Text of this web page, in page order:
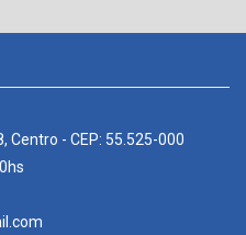
Centro - CEP: 55.525-000